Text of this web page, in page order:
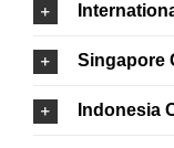
Singapore
Indonesia